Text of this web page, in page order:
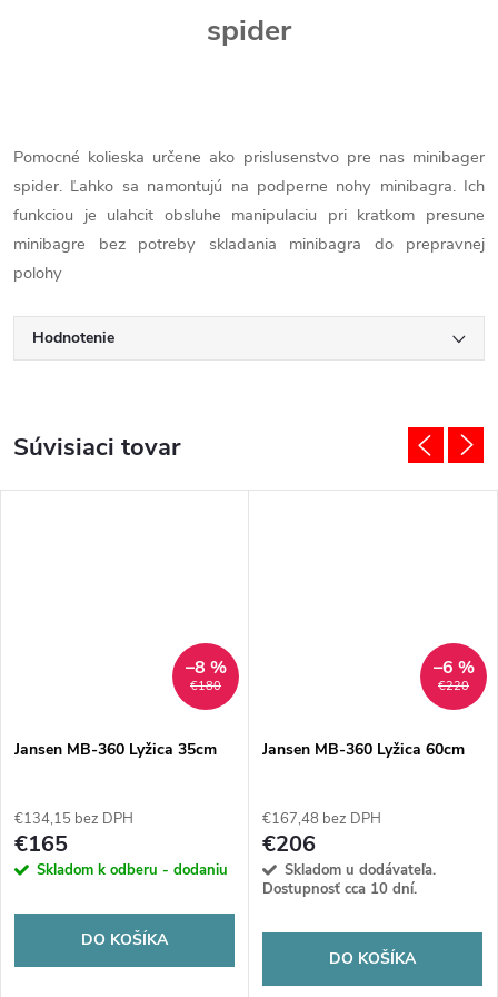
spider
Pomocné kolieska určene ako prislusenstvo pre nas minibager
spider. Ľahko sa namontujú na podperne nohy minibagra. Ich
funkciou je ulahcit obsluhe manipulaciu pri kratkom presune
minibagre bez potreby skladania minibagra do prepravnej
polohy
Hodnotenie
Súvisiaci tovar
€180
–8 %
Jansen MB-360 Lyžica 35cm
€134,15 bez DPH
€165
Skladom k odberu - dodaniu
DO KOŠÍKA
€220
–6 %
Jansen MB-360 Lyžica 60cm
€167,48 bez DPH
€206
Skladom u dodávateľa.
Dostupnosť cca 10 dní.
DO KOŠÍKA